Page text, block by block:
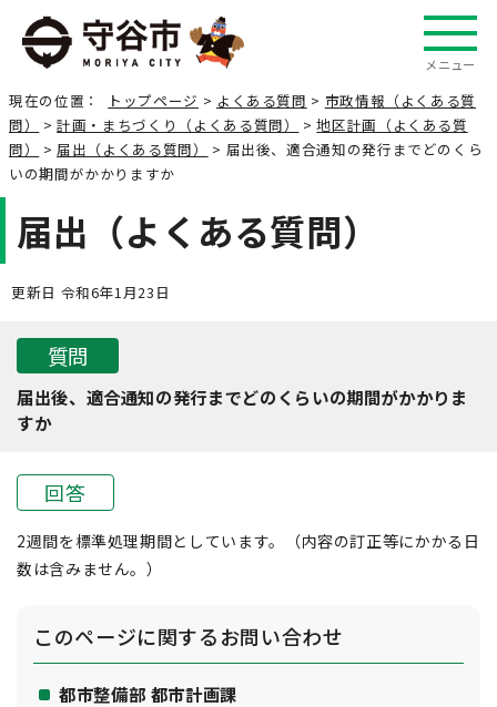
メニュー
現在の位置： トップページ > よくある質問 > 市政情報（よくある質
問）
>計画・まちづくり（よくある質問） >地区計画（よくある質
問）
>届出（よくある質問）
> 届出後、適合通知の発行までどのくら
いの期間がかかりますか
届出（よくある質問）
更新日 令和6年1月23日
質問
届出後、適合通知の発行までどのくらいの期間がかかりま
すか
回答
2週間を標準処理期間としています。（内容の訂正等にかかる日
数は含みません。）
このページに関するお問い合わせ
都市整備部 都市計画課